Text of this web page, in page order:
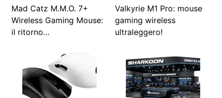
Mad Catz M.M.O. 7+
Wireless Gaming Mouse:
il ritorno…
Valkyrie M1 Pro: mouse
gaming wireless
ultraleggero!